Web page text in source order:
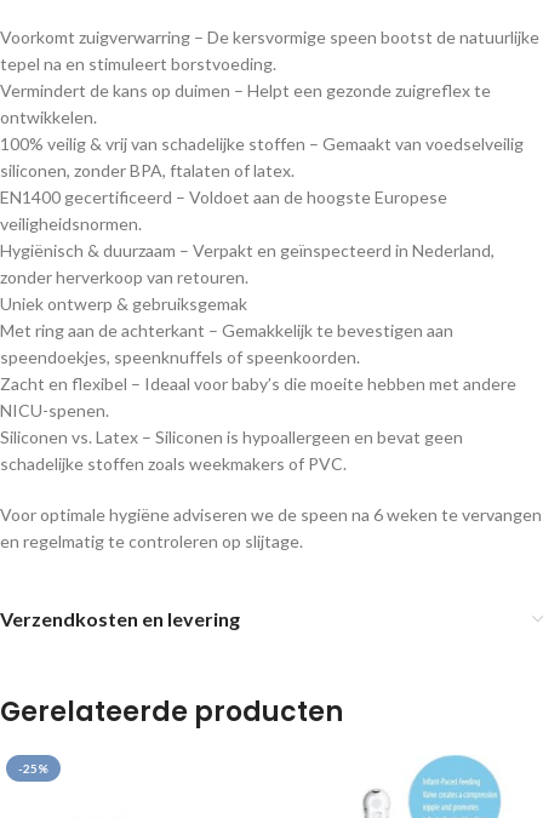
Voorkomt zuigverwarring – De kersvormige speen bootst de natuurlijke
tepel na en stimuleert borstvoeding.
Vermindert de kans op duimen – Helpt een gezonde zuigreflex te
ontwikkelen.
100% veilig & vrij van schadelijke stoffen – Gemaakt van voedselveilig
siliconen, zonder BPA, ftalaten of latex.
EN1400 gecertificeerd – Voldoet aan de hoogste Europese
veiligheidsnormen.
Hygiënisch & duurzaam – Verpakt en geïnspecteerd in Nederland,
zonder herverkoop van retouren.
Uniek ontwerp & gebruiksgemak
Met ring aan de achterkant – Gemakkelijk te bevestigen aan
speendoekjes, speenknuffels of speenkoorden.
Zacht en flexibel – Ideaal voor baby’s die moeite hebben met andere
NICU-spenen.
Siliconen vs. Latex – Siliconen is hypoallergeen en bevat geen
schadelijke stoffen zoals weekmakers of PVC.
Voor optimale hygiëne adviseren we de speen na 6 weken te vervangen
en regelmatig te controleren op slijtage.
Verzendkosten en levering
Gerelateerde producten
-25%